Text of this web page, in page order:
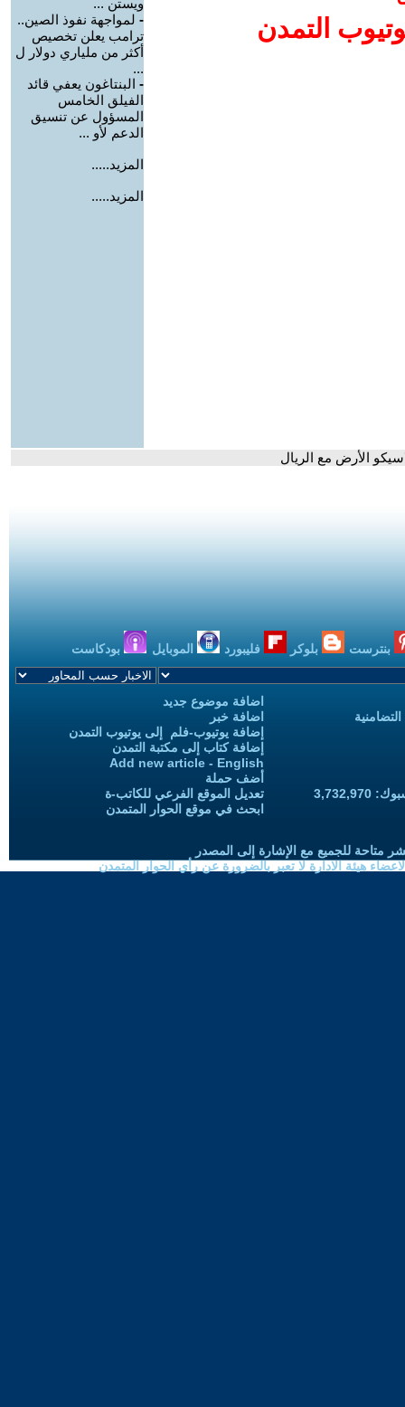
التمدن
ويستن ...
- لمواجهة نفوذ الصين..
ترامب يعلن تخصيص
أكثر من ملياري دولار ل
...
- البنتاغون يعفي قائد
الفيلق الخامس
المسؤول عن تنسيق
الدعم لأو ...
المزيد.....
المزيد.....
الأرض مع الريال
بنترست بلوكر فليبورد الموبايل بودكاست
اضافة موضوع جديد
اضافة خبر
إضافة يوتيوب-فلم إلى يوتيوب التمدن
إضافة كتاب إلى مكتبة التمدن
Add new article - English
أضف حملة
تعديل الموقع الفرعي للكاتب-ة
ابحث في موقع الحوار المتمدن
متاحة للجميع مع الإشارة إلى المصدر
هيئة الادارة لا تعبر بالضرورة عن رأي الحوار المتمدن